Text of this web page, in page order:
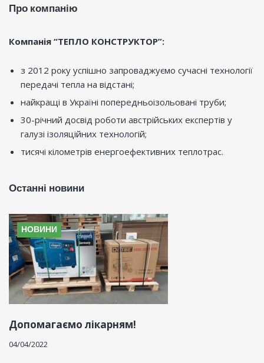
Про компанію
Компанія “ТЕПЛО КОНСТРУКТОР”:
з 2012 року успішно запроваджуємо сучасні технології
передачі тепла на відстані;
найкращі в Україні попередньоізольовані труби;
30-річний досвід роботи австрійських експертів у
галузі ізоляційних технологій;
тисячі кілометрів енергоефективних теплотрас.
Останні новини
НОВИНИ
Допомагаємо лікарням!
04/04/2022